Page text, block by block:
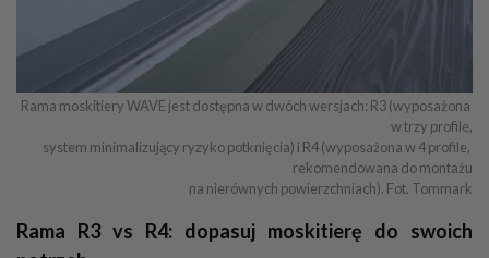
Rama moskitiery WAVE jest dostępna w dwóch wersjach: R3 (wyposażona
w trzy profile,
system minimalizujący ryzyko potknięcia) i R4 (wyposażona w 4 profile,
rekomendowana do montażu
na nierównych powierzchniach). Fot. Tommark
Rama R3 vs R4: dopasuj moskitierę do swoich